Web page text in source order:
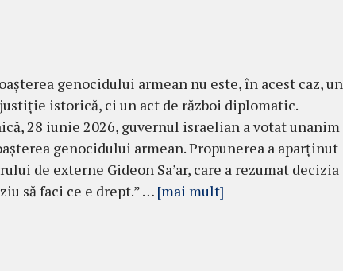
genocidului armean nu este, în acest caz, un
istorică, ci un act de război diplomatic.
28 iunie 2026, guvernul israelian a votat unanim
genocidului armean. Propunerea a aparținut
de externe Gideon Sa’ar, care a rezumat decizia
să faci ce e drept.” … [mai mult]